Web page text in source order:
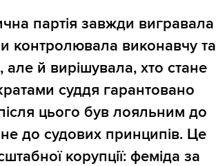
партія завжди вигравала
контролювала виконавчу та
й вирішувала, хто стане
суддя гарантовано
цього був лояльним до
не до судових принципів. Це
корупції: феміда за